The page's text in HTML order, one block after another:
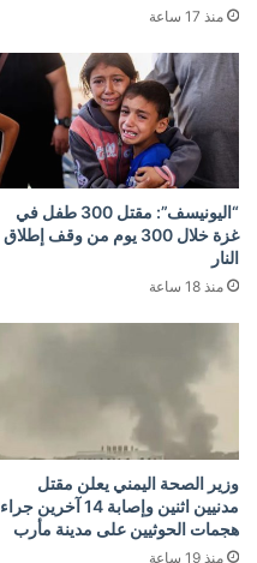
منذ 17 ساعة
“اليونيسف”: مقتل 300 طفل في
غزة خلال 300 يوم من وقف إطلاق
النار
منذ 18 ساعة
وزير الصحة اليمني يعلن مقتل
مدنيين اثنين وإصابة 14 آخرين جراء
هجمات الحوثيين على مدينة مأرب
منذ 19 ساعة